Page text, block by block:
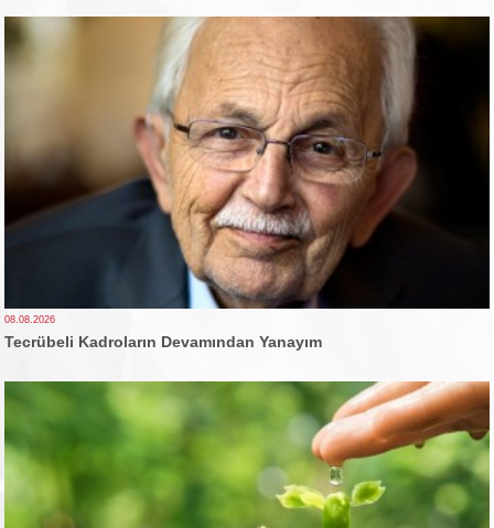
08.08.2026
Tecrübeli Kadroların Devamından Yanayım